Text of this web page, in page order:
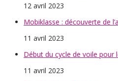
12 avril 2023
Mobiklasse : découverte de
11 avril 2023
Début du cycle de voile pour
11 avril 2023